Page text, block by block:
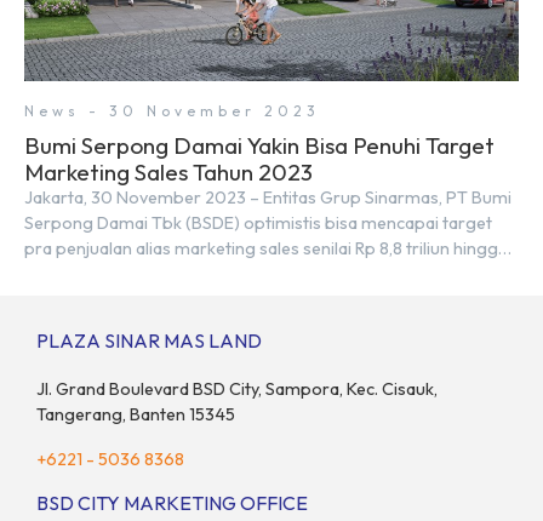
News - 30 November 2023
Bumi Serpong Damai Yakin Bisa Penuhi Target
Marketing Sales Tahun 2023
Jakarta, 30 November 2023 – Entitas Grup Sinarmas, PT Bumi
Serpong Damai Tbk (BSDE) optimistis bisa mencapai target
pra penjualan alias marketing sales senilai Rp 8,8 triliun hingga
target. “Kami yakin target […]
PLAZA SINAR MAS LAND
Jl. Grand Boulevard BSD City, Sampora, Kec. Cisauk,
Tangerang, Banten 15345
+6221 - 5036 8368
BSD CITY MARKETING OFFICE